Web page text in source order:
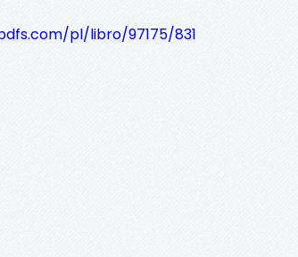
pl/libro/97175/831